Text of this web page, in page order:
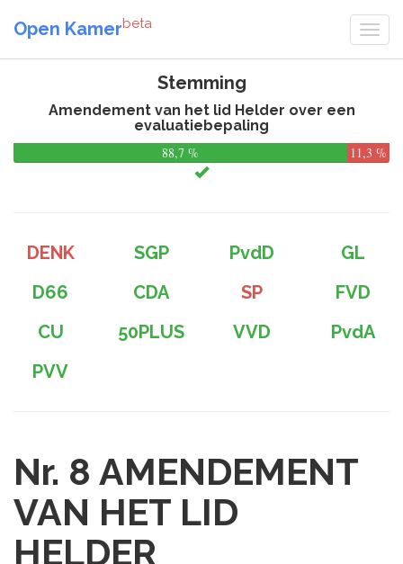
Open Kamerbeta
Stemming
Amendement van het lid Helder over een
evaluatiebepaling
88,7 %
11,3 %
DENK SGP PvdD
GL
D66
CDA SP
FVD
CU
50PLUS VVD
PvdA
PVV
Nr. 8 AMENDEMENT
VAN HET LID
HELDER